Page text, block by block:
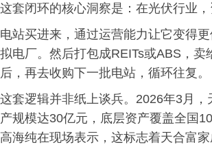
这套闭环的核心洞察是：在光伏行业
电站买进来，通过运营能力让它变得
拟电厂。然后打包成REITs或ABS，
后，再去收购下一批电站，循环往复。
这套逻辑并非纸上谈兵。2026年3月
产规模达30亿元，底层资产覆盖全国
高海纯在现场表示，这标志着天合富